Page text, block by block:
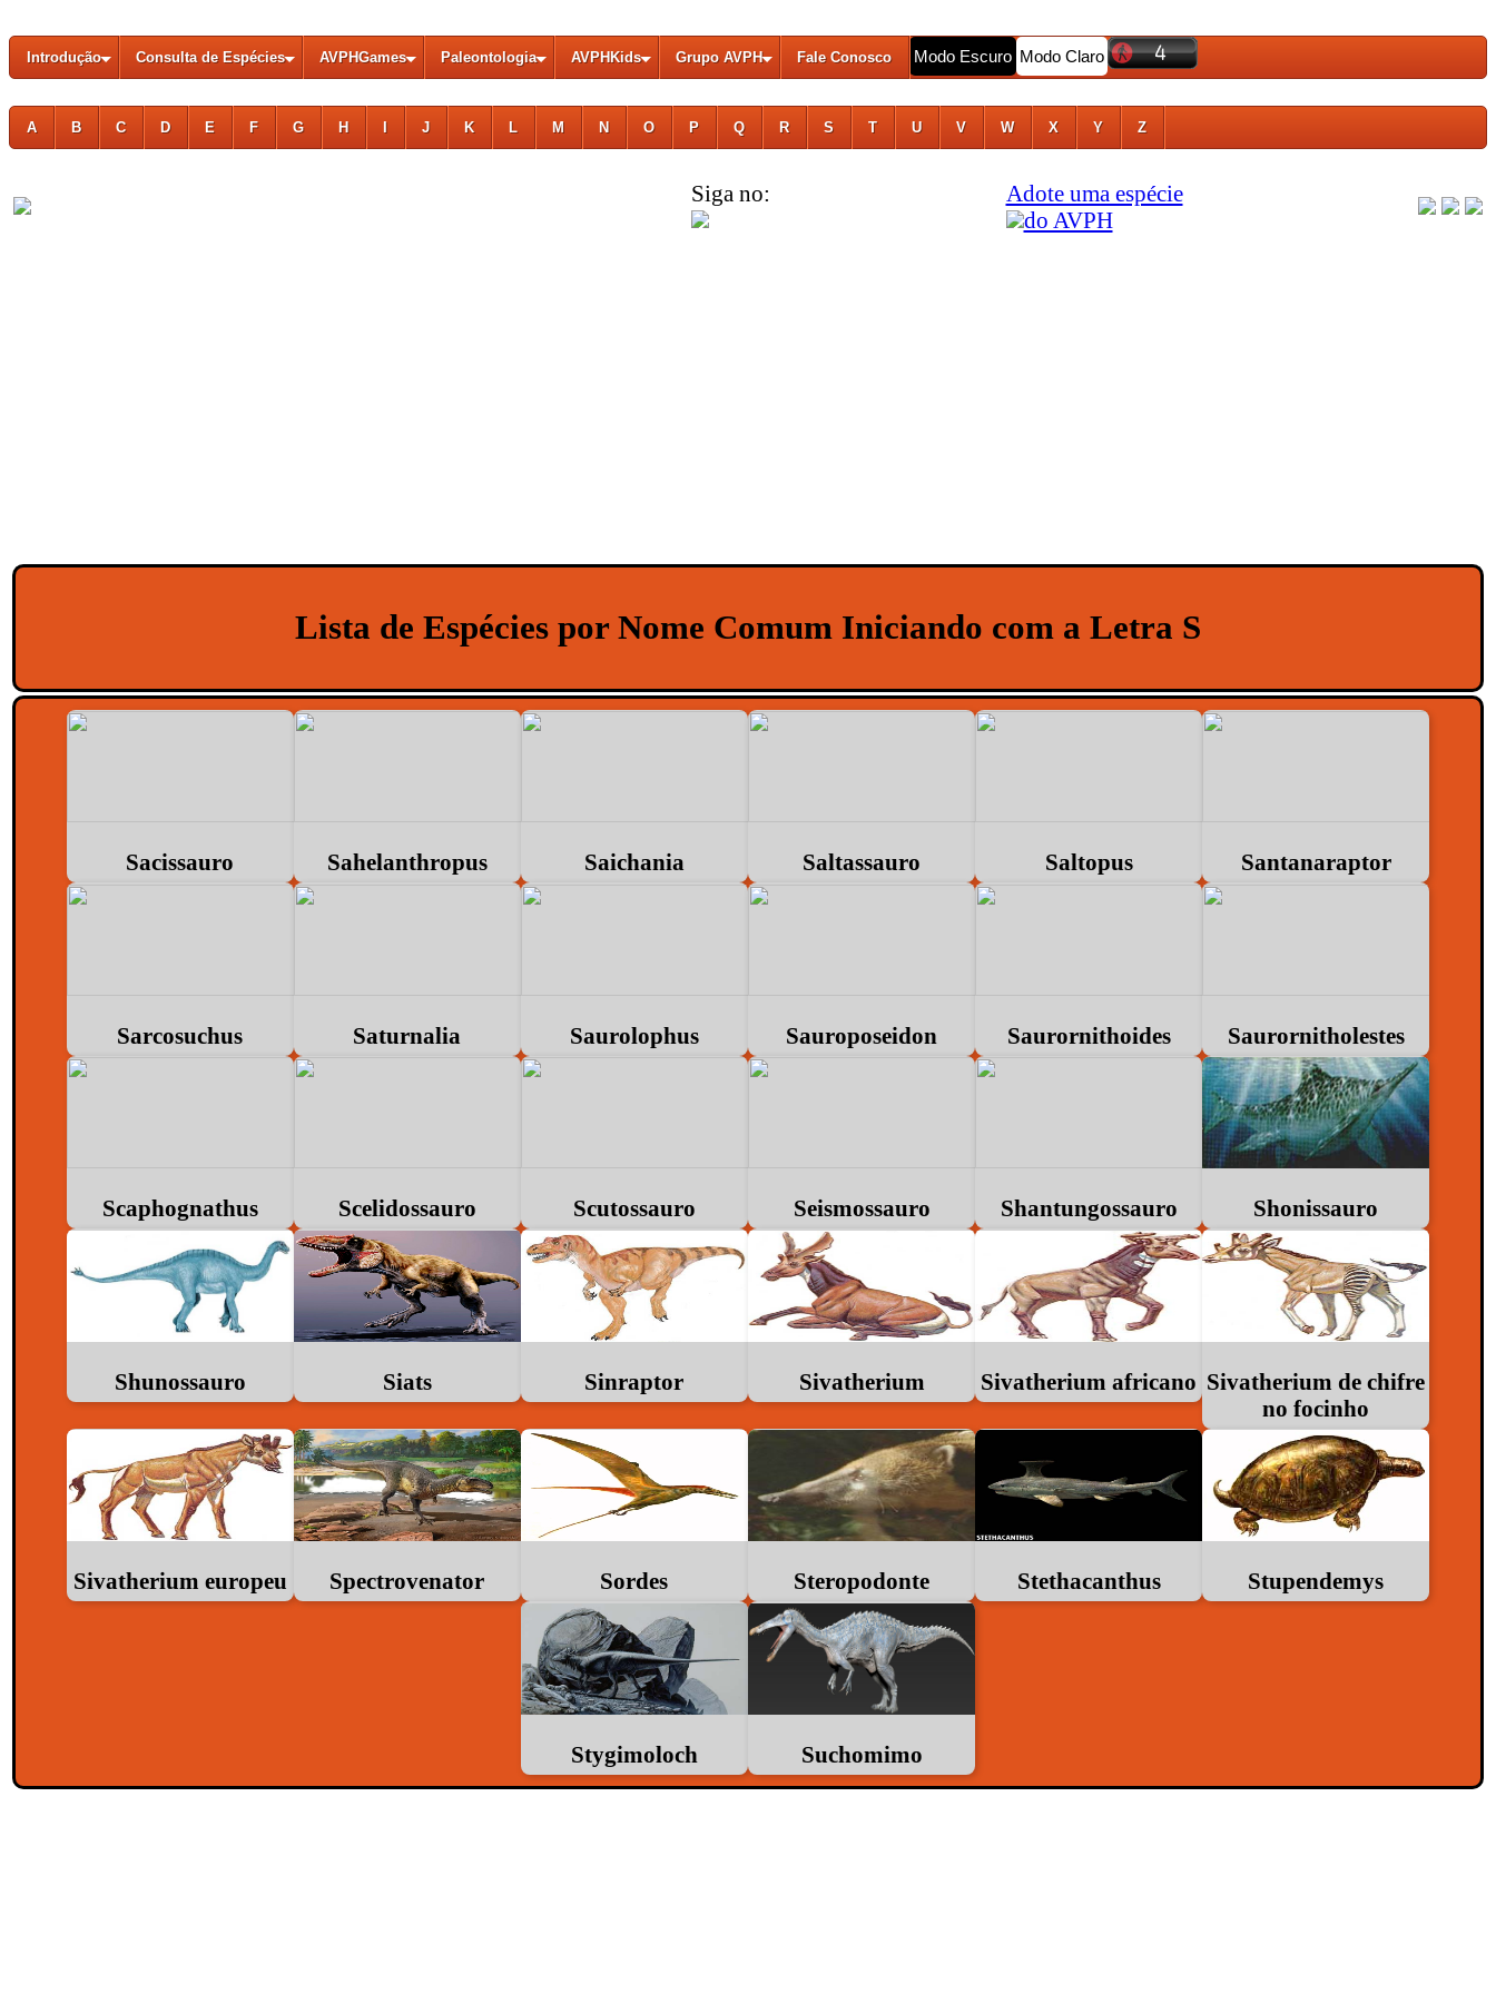
Introdução Consulta de Espécies AVPHGames Paleontologia AVPHKids Grupo AVPH Fale Conosco Modo Escuro Modo Claro
A B C D E F G H I J K L M N O P Q R S T U V W X Y Z
Siga no:
Adote uma espécie
do AVPH
Lista de Espécies por Nome Comum Iniciando com a Letra S
Sacissauro Sahelanthropus Saichania Saltassauro Saltopus Santanaraptor
Sarcosuchus Saturnalia Saurolophus Sauroposeidon Saurornithoides Saurornitholestes
Scaphognathus Scelidossauro Scutossauro Seismossauro Shantungossauro Shonissauro
Shunossauro Siats Sinraptor Sivatherium Sivatherium africano Sivatherium de chifre
no focinho
Sivatherium europeu Spectrovenator Sordes Steropodonte Stethacanthus Stupendemys
Stygimoloch Suchomimo